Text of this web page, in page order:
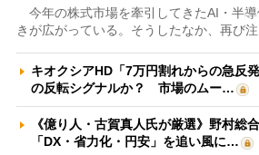
今年の株式市場を牽引してきたAI・半
きが広がっている。そうしたなか、再び
キオクシアHD「7万円割れからの急反
の反転シグナルか？ 市場のムー…
《億り人・古賀真人氏が厳選》野村総
「DX・省力化・円安」を追い風に…